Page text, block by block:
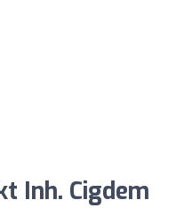
Inh. Cigdem